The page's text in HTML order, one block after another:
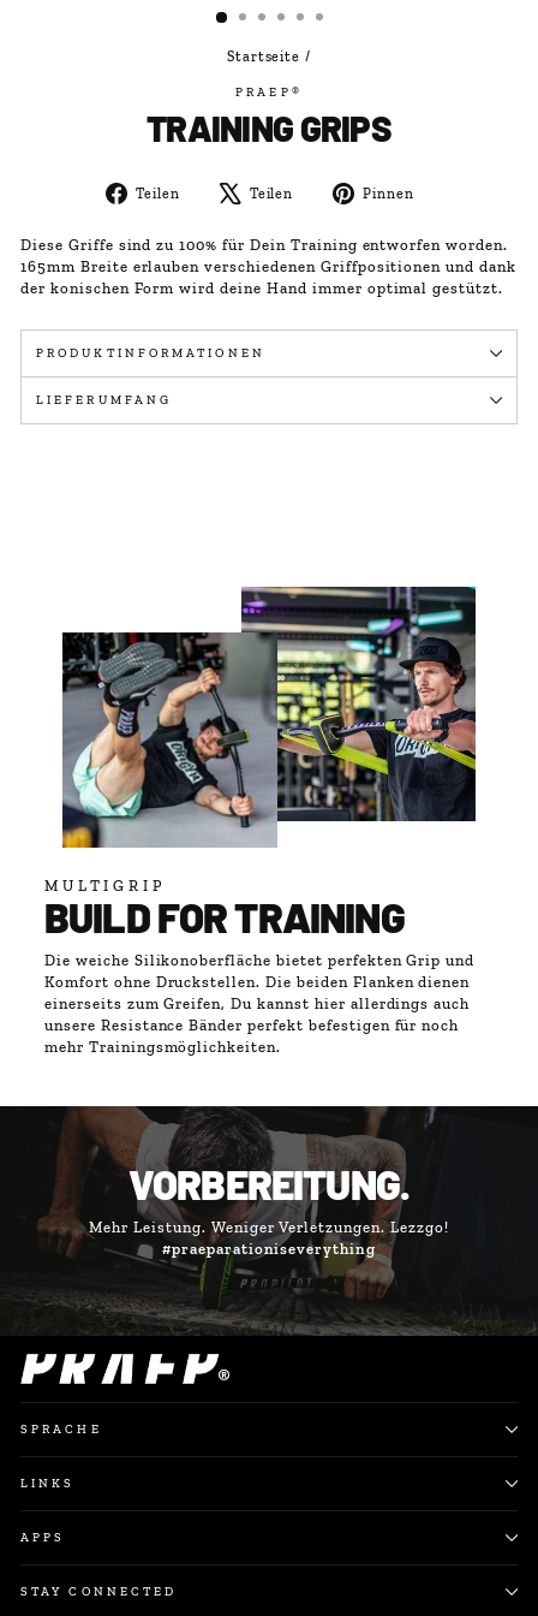
Startseite /
PRAEP®
TRAINING GRIPS
Teilen
Auf
Teilen
Auf
Pinnen
Diese Griffe sind zu 100% für Dein Training entworfen worden.
165mm Breite erlauben verschiedenen Griffpositionen und dank
der konischen Form wird deine Hand immer optimal gestützt.
PRODUKTINFORMATIONEN
LIEFERUMFANG
MULTIGRIP
BUILD FOR TRAINING
Die weiche Silikonoberfläche bietet perfekten Grip und
Komfort ohne Druckstellen. Die beiden Flanken dienen
einerseits zum Greifen, Du kannst hier allerdings auch
unsere Resistance Bänder perfekt befestigen für noch
mehr Trainingsmöglichkeiten.
VORBEREITUNG.
Mehr Leistung. Weniger Verletzungen. Lezzgo!
#praeparationiseverything
SPRACHE
LINKS
APPS
STAY CONNECTED